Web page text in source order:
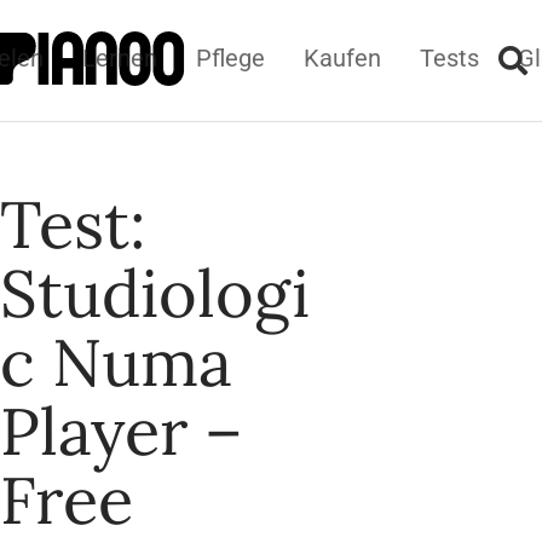
Lernen Pflege Kaufen Tests
Test:
Studiologi
c Numa
Player –
Free